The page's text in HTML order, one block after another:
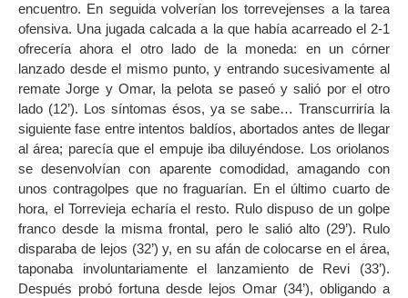
encuentro. En seguida volverían los torrevejenses a la tarea
ofensiva. Una jugada calcada a la que había acarreado el 2-1
ofrecería ahora el otro lado de la moneda: en un córner
lanzado desde el mismo punto, y entrando sucesivamente al
remate Jorge y Omar, la pelota se paseó y salió por el otro
lado (12’). Los síntomas ésos, ya se sabe… Transcurriría la
siguiente fase entre intentos baldíos, abortados antes de llegar
al área; parecía que el empuje iba diluyéndose. Los oriolanos
se desenvolvían con aparente comodidad, amagando con
unos contragolpes que no fraguarían. En el último cuarto de
hora, el Torrevieja echaría el resto. Rulo dispuso de un golpe
franco desde la misma frontal, pero le salió alto (29’). Rulo
disparaba de lejos (32’) y, en su afán de colocarse en el área,
taponaba involuntariamente el lanzamiento de Revi (33’).
Después probó fortuna desde lejos Omar (34’), obligando a